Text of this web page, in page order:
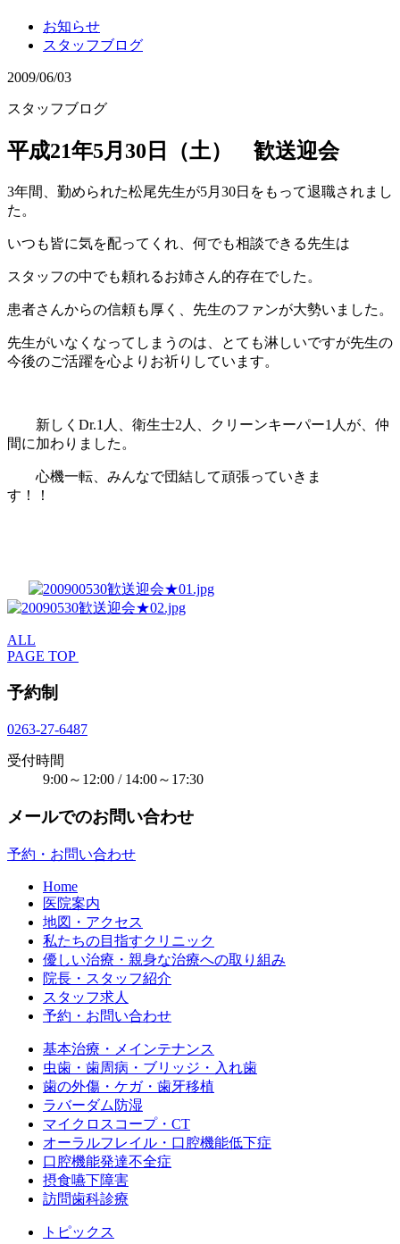
お知らせ
スタッフブログ
2009/06/03
スタッフブログ
平成21年5月30日（土） 歓送迎会
3年間、勤められた松尾先生が5月30日をもって退職されまし
た。
いつも皆に気を配ってくれ、何でも相談できる先生は
スタッフの中でも頼れるお姉さん的存在でした。
患者さんからの信頼も厚く、先生のファンが大勢いました。
先生がいなくなってしまうのは、とても淋しいですが先生の
今後のご活躍を心よりお祈りしています。
新しくDr.1人、衛生士2人、クリーンキーパー1人が、仲
間に加わりました。
心機一転、みんなで団結して頑張っていきま
す！！
ALL
PAGE TOP
予約制
0263-27-6487
受付時間
9:00～12:00 / 14:00～17:30
メールでのお問い合わせ
予約・お問い合わせ
Home
医院案内
地図・アクセス
私たちの目指すクリニック
優しい治療・親身な治療への取り組み
院長・スタッフ紹介
スタッフ求人
予約・お問い合わせ
基本治療・メインテナンス
虫歯・歯周病・ブリッジ・入れ歯
歯の外傷・ケガ・歯牙移植
ラバーダム防湿
マイクロスコープ・CT
オーラルフレイル・口腔機能低下症
口腔機能発達不全症
摂食嚥下障害
訪問歯科診療
トピックス